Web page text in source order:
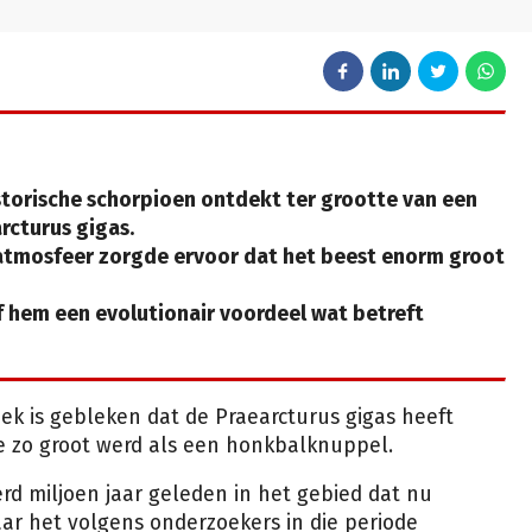
schorpioen ontdekt ter grootte van een
gigas.
zorgde ervoor dat het beest enorm groot
hem een evolutionair voordeel wat betreft
is gebleken dat de Praearcturus gigas heeft
zo groot werd als een honkbalknuppel.
miljoen jaar geleden in het gebied dat nu
het volgens onderzoekers in die periode